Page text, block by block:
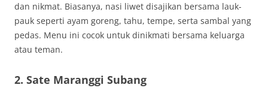
dan nikmat. Biasanya, nasi liwet disajikan bersama lauk-
pauk seperti ayam goreng, tahu, tempe, serta sambal yang
pedas. Menu ini cocok untuk dinikmati bersama keluarga
atau teman.
2. Sate Maranggi Subang